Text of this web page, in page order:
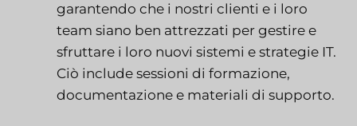
garantendo che i nostri clienti e i loro
team siano ben attrezzati per gestire e
sfruttare i loro nuovi sistemi e strategie IT.
Ciò include sessioni di formazione,
documentazione e materiali di supporto.